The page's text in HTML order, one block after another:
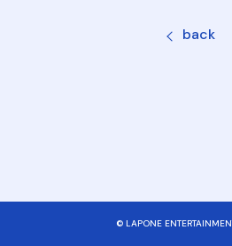
back
© LAPONE